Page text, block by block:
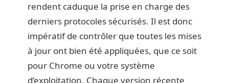
rendent caduque la prise en charge des
derniers protocoles sécurisés. Il est donc
impératif de contrôler que toutes les mises
à jour ont bien été appliquées, que ce soit
pour Chrome ou votre système
d’exploitation. Chaque version récente